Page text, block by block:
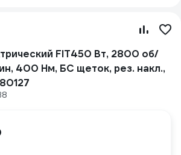
FIT450 Вт, 2800 об/
400 Нм, БС щеток, рез. накл.,